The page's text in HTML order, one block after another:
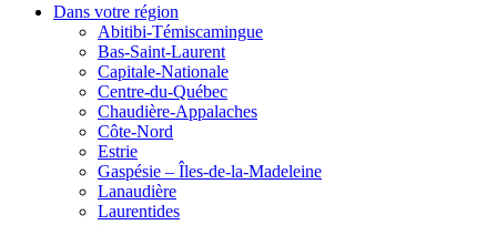
Dans votre région
Abitibi-Témiscamingue
Bas-Saint-Laurent
Capitale-Nationale
Centre-du-Québec
Chaudière-Appalaches
Côte-Nord
Estrie
Gaspésie – Îles-de-la-Madeleine
Lanaudière
Laurentides